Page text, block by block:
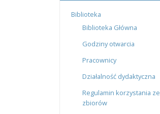
Biblioteka
Biblioteka Główna
Godziny otwarcia
Pracownicy
Działalność dydaktyczna
Regulamin korzystania ze
zbiorów